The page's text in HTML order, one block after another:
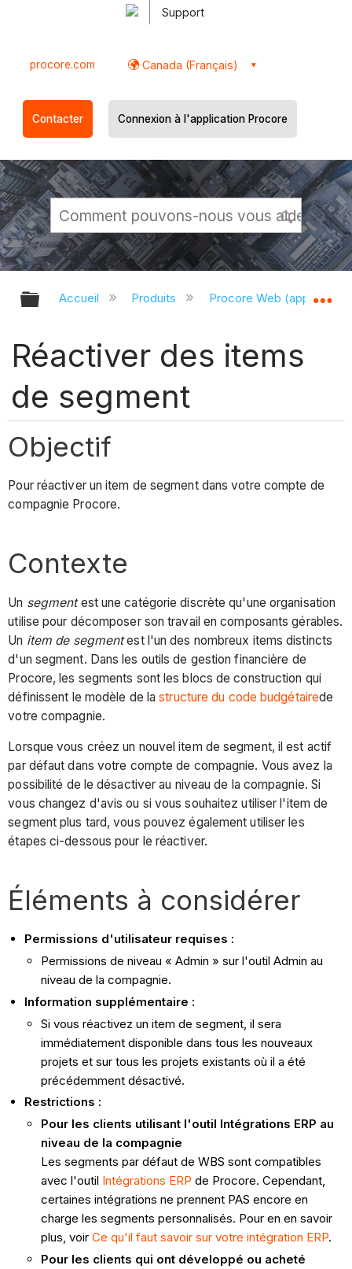
Support
procore.com Canada (Français)
Contacter Connexion à l'application Procore
Développer/réduire la hiérarchie
Accueil Produits Procore Web
Réactiver des items
de segment
Objectif
Pour réactiver un item de segment dans votre compte de
compagnie Procore.
Contexte
Un segmentest une catégorie discrète qu'une organisation
utilise pour décomposer son travail en composants gérables.
Un item de segmentest l'un des nombreux items distincts
d'un segment. Dans les outils de gestion financière de
Procore, les segments sont les blocs de construction qui
définissent le modèle de lastructure du code budgétairede
votre compagnie.
Lorsque vous créez un nouvel item de segment, il est actif
par défaut dans votre compte de compagnie. Vous avez la
possibilité de le désactiver au niveau de la compagnie. Si
vous changez d'avis ou si vous souhaitez utiliser l'item de
segment plus tard, vous pouvez également utiliser les
étapes ci-dessous pour le réactiver.
Éléments à considérer
Permissions d'utilisateur requises :
Permissions de niveau « Admin » sur l'outil Admin au
niveau de la compagnie.
Information supplémentaire :
Si vous réactivez un item de segment, il sera
immédiatement disponible dans tous les nouveaux
projets et sur tous les projets existants où il a été
précédemment désactivé.
Restrictions :
Pour les clients utilisant l'outil Intégrations ERP au
niveau de la compagnie
Les segments par défaut de WBS sont compatibles
avec l'outil Intégrations ERP de Procore. Cependant,
certaines intégrations ne prennent PAS encore en
charge les segments personnalisés. Pour en en savoir
plus, voirCe qu'il faut savoir sur votre intégration ERP.
Pour les clients qui ont développé ou acheté